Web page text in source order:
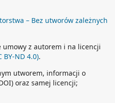
– Bez utworów zależnych
umowy z autorem i na licencji
BY-ND 4.0).
utworem, informacji o
oraz samej licencji;